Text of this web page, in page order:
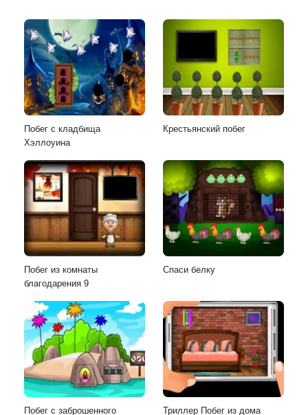
Побег с кладбища
Хэллоуина
Крестьянский побег
Побег из комнаты
благодарения 9
Спаси белку
Побег с заброшенного
Триллер Побег из дома